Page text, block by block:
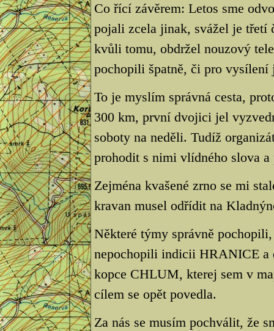
Co řící závěrem: Letos sme
pojali zcela jinak, svážel je třetí
kvůli tomu, obdržel nouzový
pochopili špatně, či pro
To je myslím správná cesta,
300 km, první dvojici jel
soboty na neděli. Tudíž
prohodit s nimi vlídného slova a
Zejména kvašené zrno se mi
kravan musel odřídit na
Některé týmy správně
nepochopili indicii HRANICE a
kopce CHLUM, kterej sem v
cílem se opět povedla.
Za nás se musím pochválit, že